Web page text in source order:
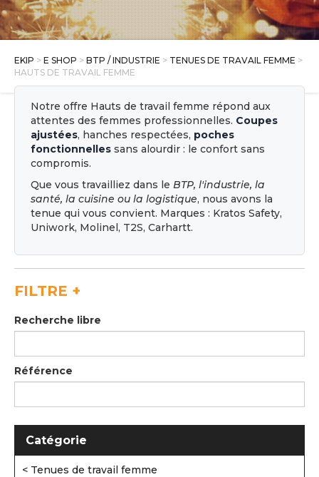
E SHOP
EKIP > E SHOP > BTP / INDUSTRIE > TENUES DE TRAVAIL FEMME >
HAUTS DE TRAVAIL FEMME
Notre offre Hauts de travail femme répond aux
attentes des femmes professionnelles. Coupes
ajustées, hanches respectées, poches
fonctionnelles sans alourdir : le confort sans
compromis.
Que vous travailliez dans le BTP, l'industrie, la
santé, la cuisine ou la logistique, nous avons la
tenue qui vous convient. Marques : Kratos Safety,
Uniwork, Molinel, T2S, Carhartt.
FILTRE +
Recherche libre
Référence
Catégorie
< Tenues de travail femme